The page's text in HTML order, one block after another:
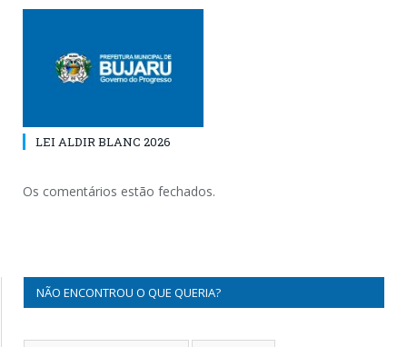
LEI ALDIR BLANC 2026
Os comentários estão fechados.
NÃO ENCONTROU O QUE QUERIA?